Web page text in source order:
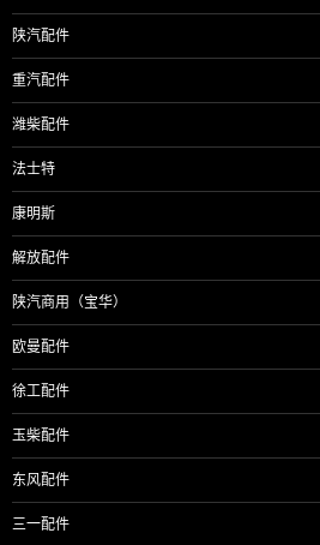
陕汽配件
重汽配件
潍柴配件
法士特
康明斯
解放配件
陕汽商用（宝华）
欧曼配件
徐工配件
玉柴配件
东风配件
三一配件